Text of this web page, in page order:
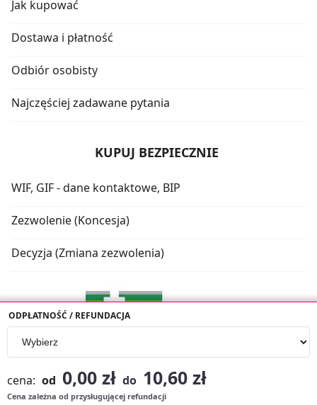
ODPŁATNOŚĆ / REFUNDACJA
cena: od 0,00 zł do 10,60 zł
Cena zależna od przysługującej refundacji
Jak kupować
Dostawa i płatność
Odbiór osobisty
Najczęściej zadawane pytania
KUPUJ BEZPIECZNIE
WIF, GIF - dane kontaktowe, BIP
Zezwolenie (Koncesja)
Decyzja (Zmiana zezwolenia)